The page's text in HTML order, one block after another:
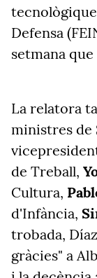
Defensa
setmana
La relatora
ministres de
de Treball,
Cultura,
d'Infància,
trobada,
gràcies" a